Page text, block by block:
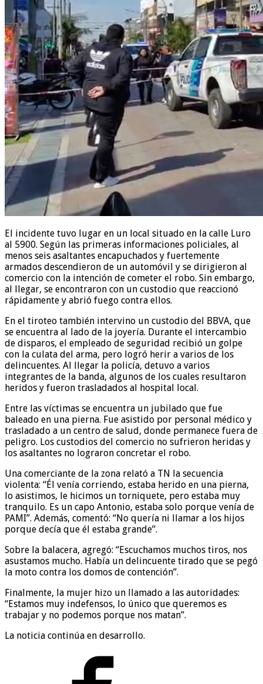
El incidente tuvo lugar en un local situado en la calle Luro
al 5900. Según las primeras informaciones policiales, al
menos seis asaltantes encapuchados y fuertemente
armados descendieron de un automóvil y se dirigieron al
comercio con la intención de cometer el robo. Sin embargo,
al llegar, se encontraron con un custodio que reaccionó
rápidamente y abrió fuego contra ellos.
En el tiroteo también intervino un custodio del BBVA, que
se encuentra al lado de la joyería. Durante el intercambio
de disparos, el empleado de seguridad recibió un golpe
con la culata del arma, pero logró herir a varios de los
delincuentes. Al llegar la policía, detuvo a varios
integrantes de la banda, algunos de los cuales resultaron
heridos y fueron trasladados al hospital local.
Entre las víctimas se encuentra un jubilado que fue
baleado en una pierna. Fue asistido por personal médico y
trasladado a un centro de salud, donde permanece fuera de
peligro. Los custodios del comercio no sufrieron heridas y
los asaltantes no lograron concretar el robo.
Una comerciante de la zona relató a TN la secuencia
violenta: “Él venía corriendo, estaba herido en una pierna,
lo asistimos, le hicimos un torniquete, pero estaba muy
tranquilo. Es un capo Antonio, estaba solo porque venía de
PAMI”. Además, comentó: “No quería ni llamar a los hijos
porque decía que él estaba grande”.
Sobre la balacera, agregó: “Escuchamos muchos tiros, nos
asustamos mucho. Había un delincuente tirado que se pegó
la moto contra los domos de contención”.
Finalmente, la mujer hizo un llamado a las autoridades:
“Estamos muy indefensos, lo único que queremos es
trabajar y no podemos porque nos matan”.
La noticia continúa en desarrollo.